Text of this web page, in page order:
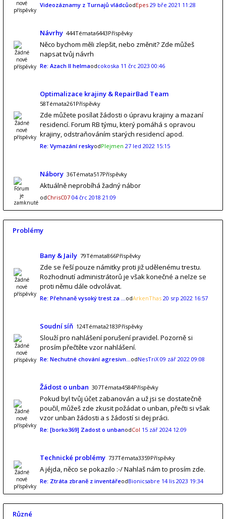
Videozáznamy z Turnajů vládcůodEpes 29 bře 2021 11:28
Návrhy 444Témata6443Příspěvky
Něco bychom měli zlepšit, nebo změnit? Zde můžeš
napsat tvůj návrh
Re: Azach II helmaodcokoska 11 črc 2023 00:46
Optimalizace krajiny & RepairBad Team
58Témata261Příspěvky
Zde můžete posílat žádosti o úpravu krajiny a mazaní
residencí. Forum RB týmu, který pomáhá s opravou
krajiny, odstraňováním starých residencí apod.
Re: Vymazání reskyodPlejmen 27 led 2022 15:15
Nábory 36Témata517Příspěvky
Aktuálně neprobíhá žadný nábor
odChrisC07 04 črc 2018 21:09
Problémy
Bany & Jaily 79Témata866Příspěvky
Zde se řeší pouze námitky proti již udělenému trestu.
Rozhodnutí administrátorů je však konečné a nelze se
proti němu dále odvolávat.
Re: Přehnaně vysoký trest za …odArkenThas 20 srp 2022 16:57
Soudní síň 124Témata2183Příspěvky
Slouží pro nahlášení porušení pravidel. Pozorně si
prosím přečtěte vzor nahlášení.
Re: Nechutné chování agresivn…odNesTriX 09 zář 2022 09:08
Žádost o unban 307Témata4584Příspěvky
Pokud byl tvůj účet zabanován a už jsi se dostatečně
poučil, můžeš zde zkusit požádat o unban, přečti si však
vzor unban žádosti a s žádostí si dej práci.
Re: [borko369] Zadost o unbanodCol 15 zář 2024 12:09
Technické problémy 737Témata3359Příspěvky
A jéjda, něco se pokazilo :-/ Nahlaš nám to prosím zde.
Re: Ztráta zbraně z inventářeodBionicsabre 14 lis 2023 19:34
Různé